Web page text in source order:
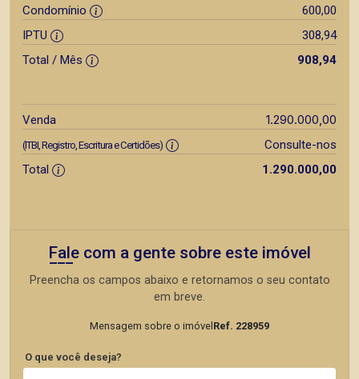
Condomínio
600,00
IPTU
308,94
Total / Mês
908,94
Venda 1.290.000,00
(ITBI, Registro, Escritura e Certidões)
Consulte-nos
Total
1.290.000,00
Fale com a gente sobre este imóvel
Preencha os campos abaixo e retornamos o seu contato
em breve.
Mensagem sobre o imóvel Ref. 228959
O que você deseja?